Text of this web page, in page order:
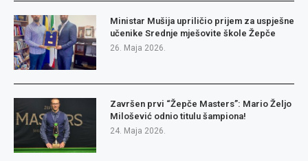
Ministar Mušija upriličio prijem za uspješne
učenike Srednje mješovite škole Žepče
26. Maja 2026.
Završen prvi “Žepče Masters”: Mario Željo
Milošević odnio titulu šampiona!
24. Maja 2026.